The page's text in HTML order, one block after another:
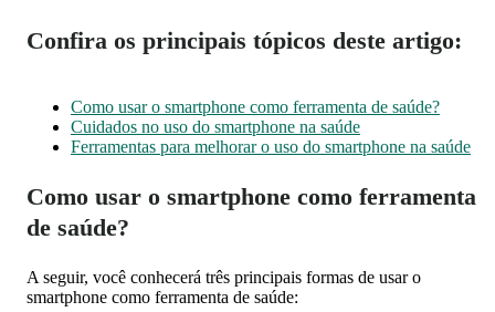
Confira os principais tópicos deste artigo:
Como usar o smartphone como ferramenta de saúde?
Cuidados no uso do smartphone na saúde
Ferramentas para melhorar o uso do smartphone na saúde
Como usar o smartphone como ferramenta
de saúde?
A seguir, você conhecerá três principais formas de usar o
smartphone como ferramenta de saúde: